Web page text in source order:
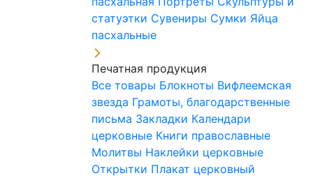
статуэтки Сувениры Сумки Яйца
пасхальные
Печатная продукция
Все товары Блокноты Вифлеемская
звезда Грамоты, благодарственные
письма Закладки Календари
церковные Книги православные
Молитвы Наклейки церковные
Открытки Плакат церковный